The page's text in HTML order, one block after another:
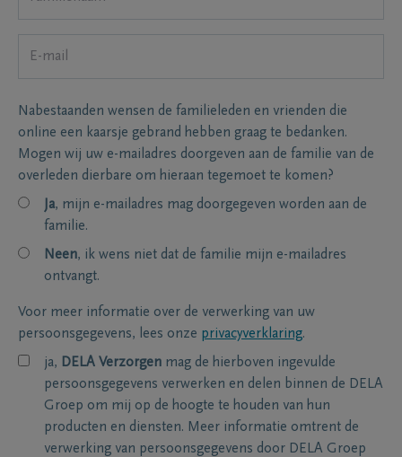
Nabestaanden wensen de familieleden en vrienden die
online een kaarsje gebrand hebben graag te bedanken.
Mogen wij uw e-mailadres doorgeven aan de familie van de
overleden dierbare om hieraan tegemoet te komen?
Ja, mijn e-mailadres mag doorgegeven worden aan de
familie.
Neen, ik wens niet dat de familie mijn e-mailadres
ontvangt.
Voor meer informatie over de verwerking van uw
persoonsgegevens, lees onze privacyverklaring.
ja, DELA Verzorgen mag de hierboven ingevulde
persoonsgegevens verwerken en delen binnen de DELA
Groep om mij op de hoogte te houden van hun
producten en diensten. Meer informatie omtrent de
verwerking van persoonsgegevens door DELA Groep